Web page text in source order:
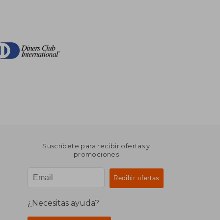
Suscríbete para recibir ofertas y
promociones
¿Necesitas ayuda?